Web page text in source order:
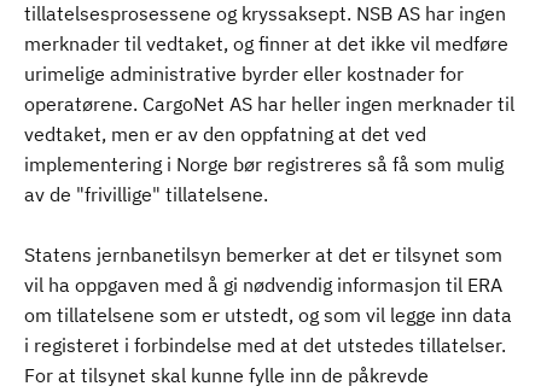
tillatelsesprosessene og kryssaksept. NSB AS har ingen
merknader til vedtaket, og finner at det ikke vil medføre
urimelige administrative byrder eller kostnader for
operatørene. CargoNet AS har heller ingen merknader til
vedtaket, men er av den oppfatning at det ved
implementering i Norge bør registreres så få som mulig
av de "frivillige" tillatelsene.
Statens jernbanetilsyn bemerker at det er tilsynet som
vil ha oppgaven med å gi nødvendig informasjon til ERA
om tillatelsene som er utstedt, og som vil legge inn data
i registeret i forbindelse med at det utstedes tillatelser.
For at tilsynet skal kunne fylle inn de påkrevde